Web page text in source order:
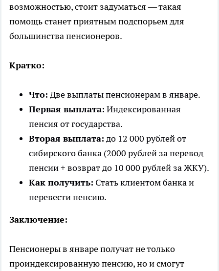
возможностью, стоит задуматься — такая
помощь станет приятным подспорьем для
большинства пенсионеров.
Кратко:
Что: Две выплаты пенсионерам в январе.
Первая выплата: Индексированная
пенсия от государства.
Вторая выплата: до 12 000 рублей от
сибирского банка (2000 рублей за перевод
пенсии + возврат до 10 000 рублей за ЖКУ).
Как получить: Стать клиентом банка и
перевести пенсию.
Заключение:
Пенсионеры в январе получат не только
проиндексированную пенсию, но и смогут